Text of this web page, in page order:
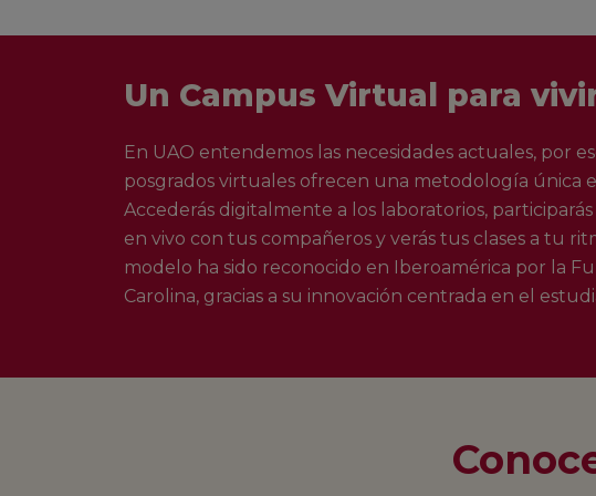
Un Campus Virtual para
En UAO entendemos las necesidades actuales, por
posgrados virtuales ofrecen una metodología única
Accederás digitalmente a los laboratorios,
en vivo con tus compañeros y verás tus clases a tu
modelo ha sido reconocido en Iberoamérica por la
Carolina, gracias a su innovación centrada en el